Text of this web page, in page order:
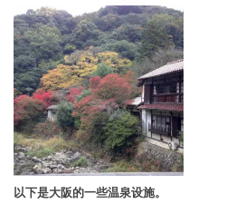
以下是大阪的一些温泉设施。